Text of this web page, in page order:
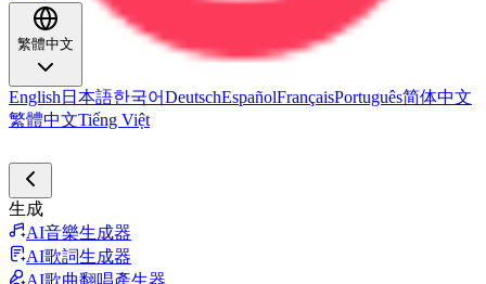
繁體中文
English 日本語한국어DeutschEspañolFrançaisPortuguês简体中文
繁體中文Tiếng Việt
生成
AI音樂生成器
AI歌詞生成器
AI歌曲翻唱產生器